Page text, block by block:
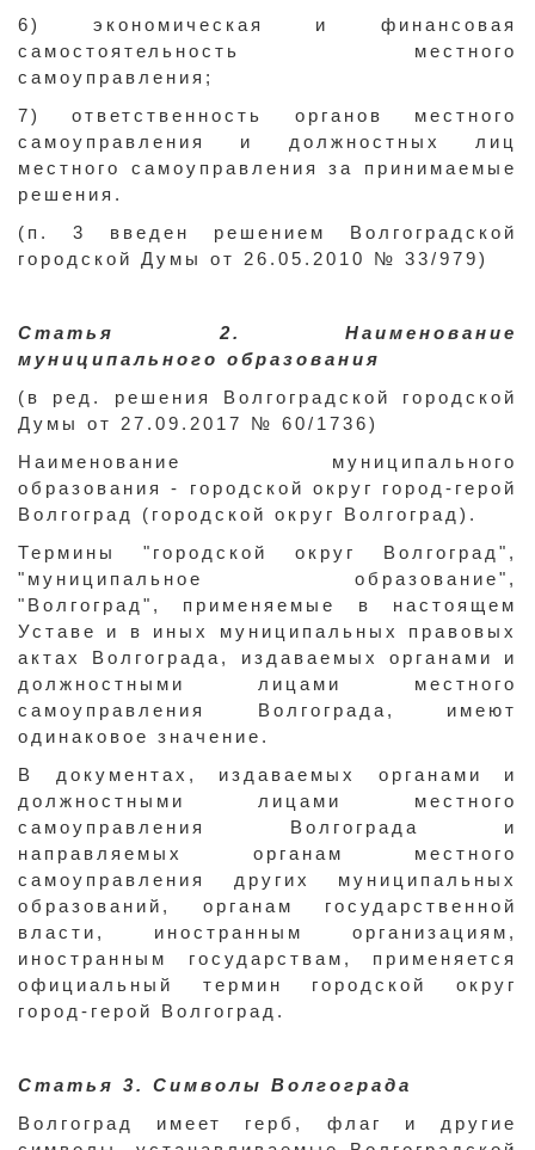
6) экономическая и финансовая
самостоятельность местного
самоуправления;
7) ответственность органов местного
самоуправления и должностных лиц
местного самоуправления за принимаемые
решения.
(п. 3 введен решением Волгоградской
городской Думы от 26.05.2010 № 33/979)
Статья 2. Наименование
муниципального образования
(в ред. решения Волгоградской городской
Думы от 27.09.2017 № 60/1736)
Наименование муниципального
образования - городской округ город-герой
Волгоград (городской округ Волгоград).
Термины "городской округ Волгоград",
"муниципальное образование",
"Волгоград", применяемые в настоящем
Уставе и в иных муниципальных правовых
актах Волгограда, издаваемых органами и
должностными лицами местного
самоуправления Волгограда, имеют
одинаковое значение.
В документах, издаваемых органами и
должностными лицами местного
самоуправления Волгограда и
направляемых органам местного
самоуправления других муниципальных
образований, органам государственной
власти, иностранным организациям,
иностранным государствам, применяется
официальный термин городской округ
город-герой Волгоград.
Статья 3. Символы Волгограда
Волгоград имеет герб, флаг и другие